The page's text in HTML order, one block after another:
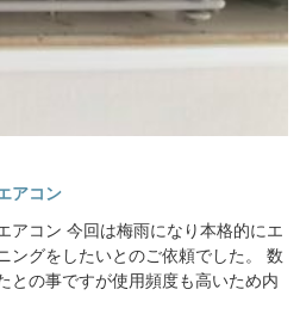
アコン
コン 今回は梅雨になり本格的にエ
ングをしたいとのご依頼でした。 数
との事ですが使用頻度も高いため内